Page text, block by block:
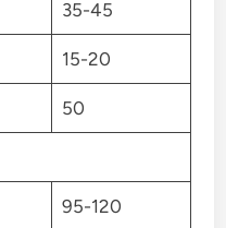
35-45
15-20
50
95-120